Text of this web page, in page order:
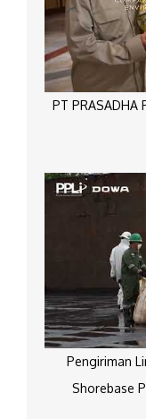
PT PRASADHA
Pengiriman
Shorebase